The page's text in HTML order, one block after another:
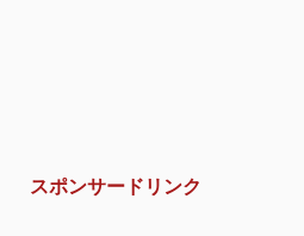
スポンサードリンク